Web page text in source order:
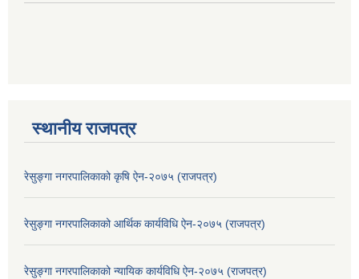
स्थानीय राजपत्र
रेसुङ्गा नगरपालिकाको कृषि ऐन-२०७५ (राजपत्र)
रेसुङ्गा नगरपालिकाको आर्थिक कार्यविधि ऐन-२०७५ (राजपत्र)
रेसुङ्गा नगरपालिकाको न्यायिक कार्यविधि ऐन-२०७५ (राजपत्र)